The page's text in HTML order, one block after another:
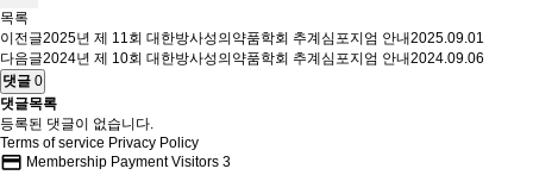
목록
이전글2025년 제 11회 대한방사성의약품학회 추계심포지엄 안내2025.09.01
다음글2024년 제 10회 대한방사성의약품학회 추계심포지엄 안내2024.09.06
댓글 0
댓글목록
등록된 댓글이 없습니다.
Terms of service Privacy Policy
credit_card Membership Payment Visitors 3